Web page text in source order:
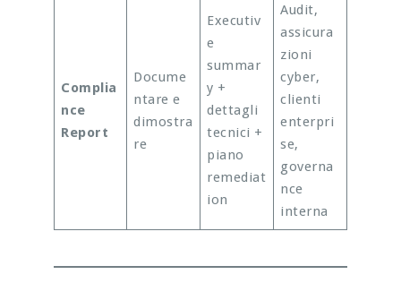
Complia
nce
Report
Docume
ntare e
dimostra
re
Executiv
e
summar
y +
dettagli
tecnici +
piano
remediat
ion
Audit,
assicura
zioni
cyber,
clienti
enterpri
se,
governa
nce
interna